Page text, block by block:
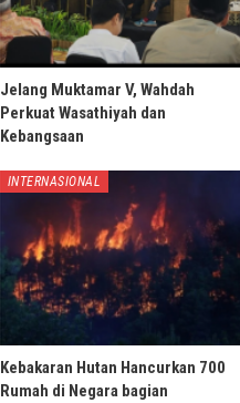
Jelang Muktamar V, Wahdah
Perkuat Wasathiyah dan
Kebangsaan
INTERNASIONAL
Kebakaran Hutan Hancurkan 700
Rumah di Negara bagian